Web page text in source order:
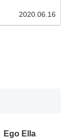
2020.06.16
Ego Ella